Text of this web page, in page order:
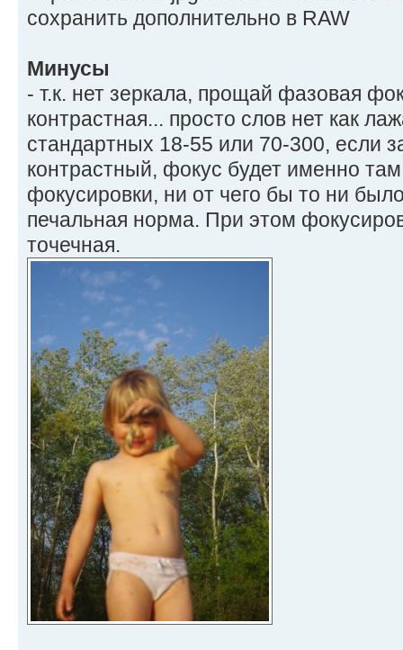
сохранить дополнительно в RAW
Минусы
- т.к. нет зеркала, прощай фазовая
контрастная... просто слов нет как
стандартных 18-55 или 70-300, если
контрастный, фокус будет именно
фокусировки, ни от чего бы то ни
печальная норма. При этом
точечная.